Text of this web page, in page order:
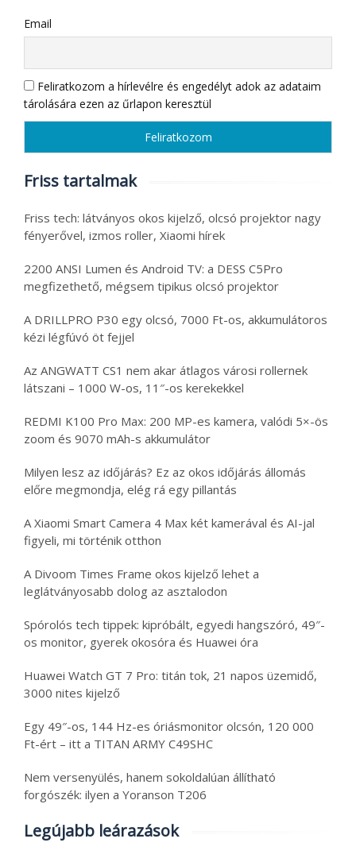
Email
Feliratkozom a hírlevélre és engedélyt adok az adataim
tárolására ezen az űrlapon keresztül
Friss tartalmak
Friss tech: látványos okos kijelző, olcsó projektor nagy
fényerővel, izmos roller, Xiaomi hírek
2200 ANSI Lumen és Android TV: a DESS C5Pro
megfizethető, mégsem tipikus olcsó projektor
A DRILLPRO P30 egy olcsó, 7000 Ft-os, akkumulátoros
kézi légfúvó öt fejjel
Az ANGWATT CS1 nem akar átlagos városi rollernek
látszani – 1000 W-os, 11″-os kerekekkel
REDMI K100 Pro Max: 200 MP-es kamera, valódi 5×-ös
zoom és 9070 mAh-s akkumulátor
Milyen lesz az időjárás? Ez az okos időjárás állomás
előre megmondja, elég rá egy pillantás
A Xiaomi Smart Camera 4 Max két kamerával és AI-jal
figyeli, mi történik otthon
A Divoom Times Frame okos kijelző lehet a
leglátványosabb dolog az asztalodon
Spórolós tech tippek: kipróbált, egyedi hangszóró, 49″-
os monitor, gyerek okosóra és Huawei óra
Huawei Watch GT 7 Pro: titán tok, 21 napos üzemidő,
3000 nites kijelző
Egy 49″-os, 144 Hz-es óriásmonitor olcsón, 120 000
Ft-ért – itt a TITAN ARMY C49SHC
Nem versenyülés, hanem sokoldalúan állítható
forgószék: ilyen a Yoranson T206
Legújabb leárazások